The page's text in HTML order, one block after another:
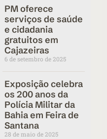
Seu
Bicentenário
PM oferece
serviços de saúde
e cidadania
gratuitos em
Cajazeiras
6 de setembro de 2025
Exposição celebra
os 200 anos da
Polícia Militar da
Bahia em Feira de
Santana
28 de maio de 2025